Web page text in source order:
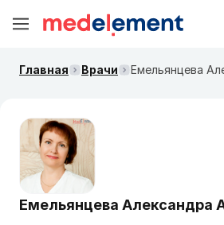
Главная Врачи
Емельянцева Александра